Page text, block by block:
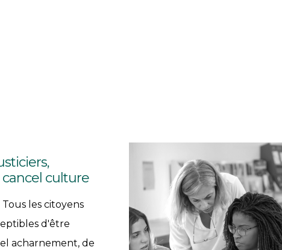
cancel culture
les citoyens
d'être
acharnement, de